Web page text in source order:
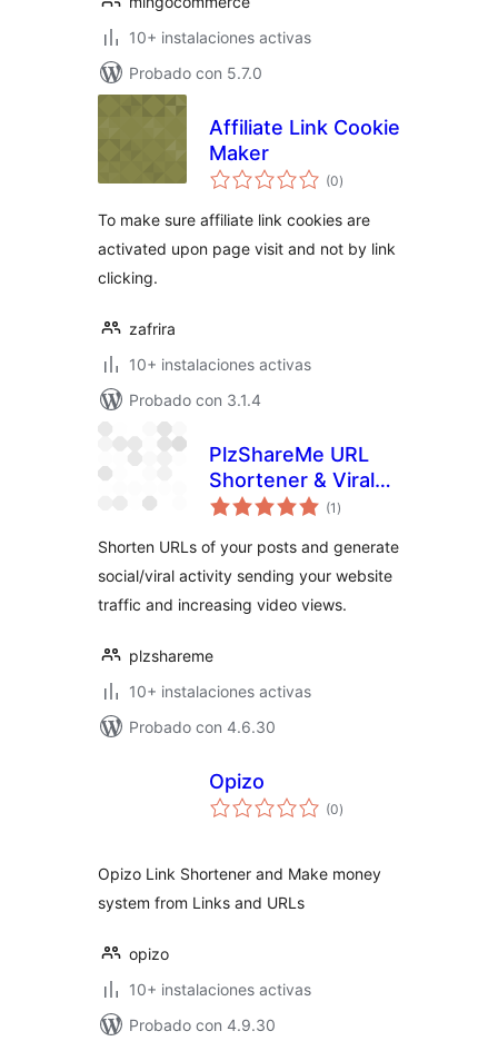
10+ instalaciones activas
Probado con 5.7.0
Affiliate Link Cookie
Maker
(0evaluación
total
)
To make sure affiliate link cookies are
activated upon page visit and not by link
clicking.
zafrira
10+ instalaciones activas
Probado con 3.1.4
PlzShareMe URL
Shortener & Viral
Booster
(1 evaluación
total
)
Shorten URLs of your posts and generate
social/viral activity sending your website
traffic and increasing video views.
plzshareme
10+ instalaciones activas
Probado con 4.6.30
Opizo
(0evaluación
total
)
Opizo Link Shortener and Make money
system from Links and URLs
opizo
10+ instalaciones activas
Probado con 4.9.30